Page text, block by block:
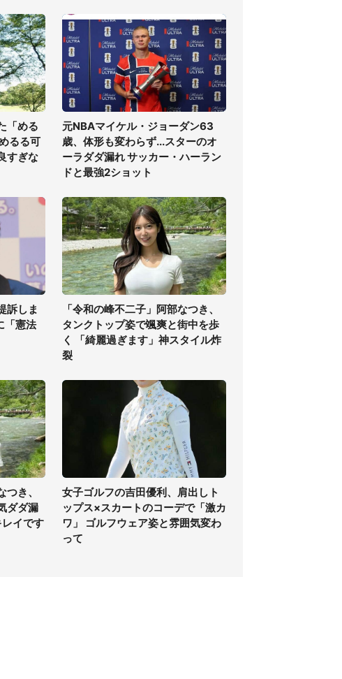
「める
るる可
すぎな
元NBAマイケル・ジョーダン63
歳、体形も変わらず...スターのオ
ーラダダ漏れ サッカー・ハーラン
ドと最強2ショット
訴しま
「憲法
「令和の峰不二子」阿部なつき、
タンクトップ姿で颯爽と街中を歩
く 「綺麗過ぎます」神スタイル炸
裂
つき、
ダダ漏
イです
女子ゴルフの吉田優利、肩出しト
ップス×スカートのコーデで「激カ
ワ」 ゴルフウェア姿と雰囲気変わ
って